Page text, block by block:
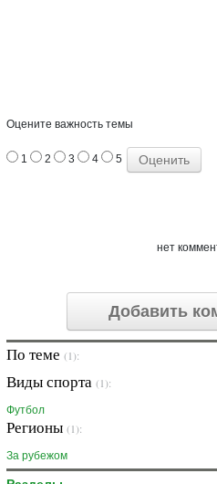
Оцените важность темы
1 2 3 4 5
нет
Добавить
По теме (1):
Виды спорта (1):
Футбол
Регионы (1):
За рубежом